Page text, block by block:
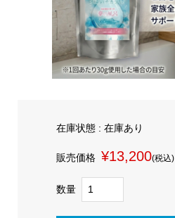
在庫状態 : 在庫あり
販売価格 ¥13,200(税込)
数量